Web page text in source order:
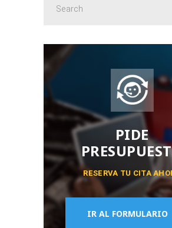
PIDE
RESERVA TU CITA
IR AL FORMULARIO